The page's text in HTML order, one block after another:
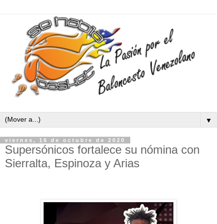
▼
viernes, 16 de octubre de 2020
Supersónicos fortalece su nómina con
Sierralta, Espinoza y Arias